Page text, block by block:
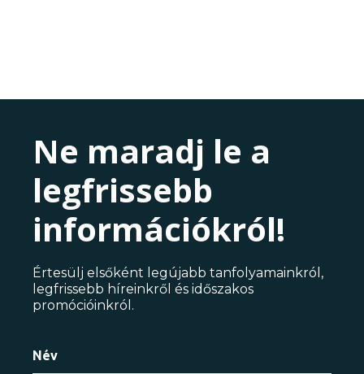
Ne maradj le a
legfrissebb
információkról!
Értesülj elsőként legújabb tanfolyamainkról,
legfrissebb híreinkről és időszakos
promócióinkról.